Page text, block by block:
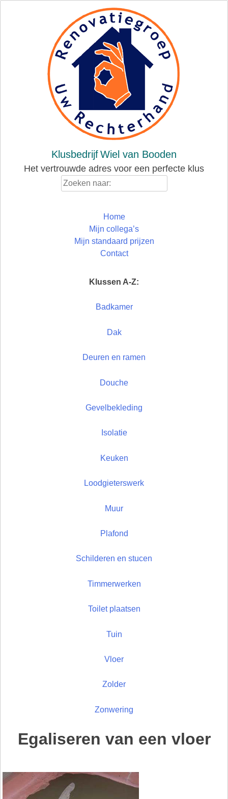
KlusbedrijfWiel van Booden
Het vertrouwde adres voor een perfecte klus
Home
Mijn collega’s
Mijn standaard prijzen
Contact
Klussen A-Z:
Badkamer
Dak
Deuren en ramen
Douche
Gevelbekleding
Isolatie
Keuken
Loodgieterswerk
Muur
Plafond
Schilderen en stucen
Timmerwerken
Toilet plaatsen
Tuin
Vloer
Zolder
Zonwering
Egaliseren van een vloer